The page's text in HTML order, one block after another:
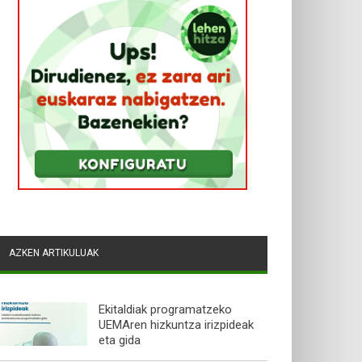
AZKEN ARTIKULUAK
Ekitaldiak programatzeko
UEMAren hizkuntza irizpideak
eta gida